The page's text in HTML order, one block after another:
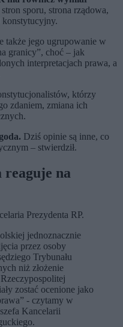
sporu, strona rządowa,
konstytucyjny.
także jego ugrupowanie w
granicy”, choć – jak
interpretacjach prawa, a
którzy
zdaniem, zmiana ich
Dziś opinie są inne, co
– stwierdził.
na
Prezydenta RP.
jednoznacznie
przez osoby
Trybunału
niż złożenie
zostać ocenione jako
- czytamy w
Kancelarii